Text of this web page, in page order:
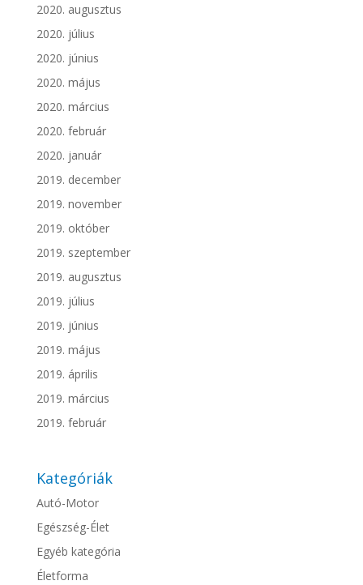
2020. augusztus
2020. július
2020. június
2020. május
2020. március
2020. február
2020. január
2019. december
2019. november
2019. október
2019. szeptember
2019. augusztus
2019. július
2019. június
2019. május
2019. április
2019. március
2019. február
Kategóriák
Autó-Motor
Egészség-Élet
Egyéb kategória
Életforma